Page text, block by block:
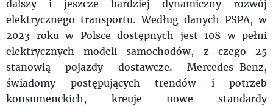
dalszy i jeszcze bardziej dynamiczny rozwój
elektrycznego transportu. Według danych PSPA, w
2023 roku w Polsce dostępnych jest 108 w pełni
elektrycznych modeli samochodów, z czego 25
stanowią pojazdy dostawcze. Mercedes-Benz,
świadomy postępujących trendów i potrzeb
konsumenckich, kreuje nowe standardy